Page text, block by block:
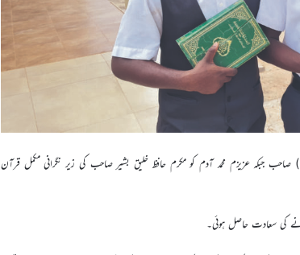
عزیزم عبد الرحمٰن اسحاق کو مکرم حافظ علی فورسن (Hafiz Ali Forson) صاحب جبکہ عزیزم محمد آدم کو مکرم حافظ خلیق بشیر صاحب کی زیر نگرانی مکمل قرآن